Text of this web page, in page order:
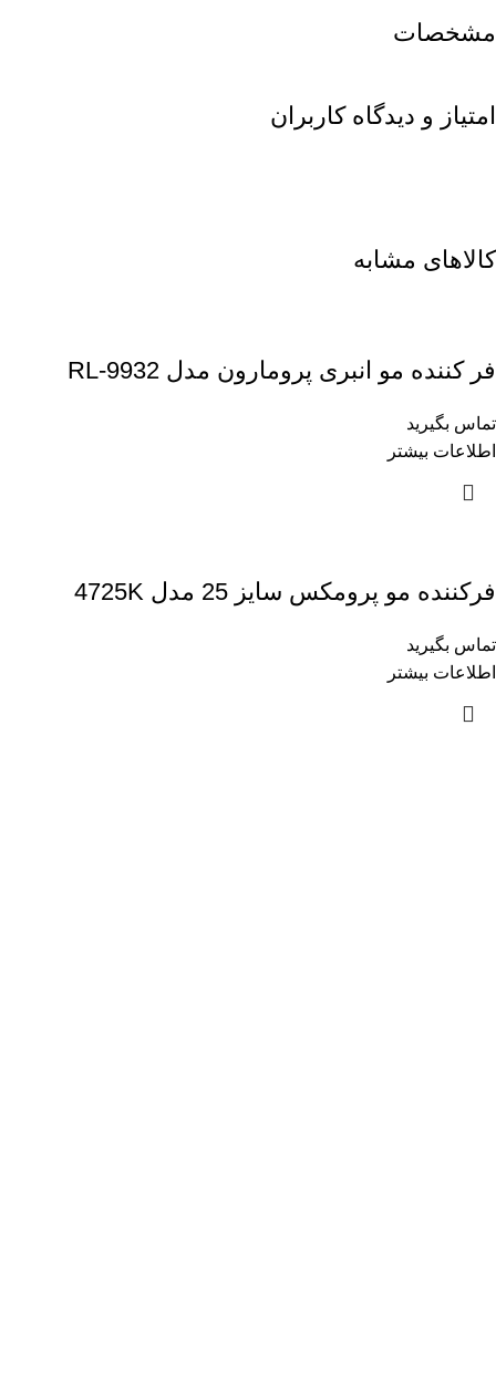
مشخصات
امتیاز و دیدگاه کاربران
کالاهای مشابه
فر کننده مو انبری پرومارون مدل RL-9932
تماس بگیرید
اطلاعات بیشتر
فرکننده مو پرومکس سایز 25 مدل 4725K
تماس بگیرید
اطلاعات بیشتر